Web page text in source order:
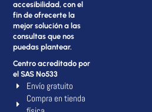
accesibilidad, con el
fin de ofrecerte la
mejor solución a las
consultas que nos
puedas plantear.
Centro acreditado por
el SAS Nº533
Envío gratuito
Compra en tienda